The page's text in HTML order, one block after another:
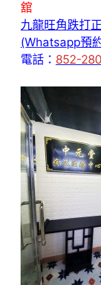
舘
九龍旺角跌打
(Whatsapp預
電話： 852-